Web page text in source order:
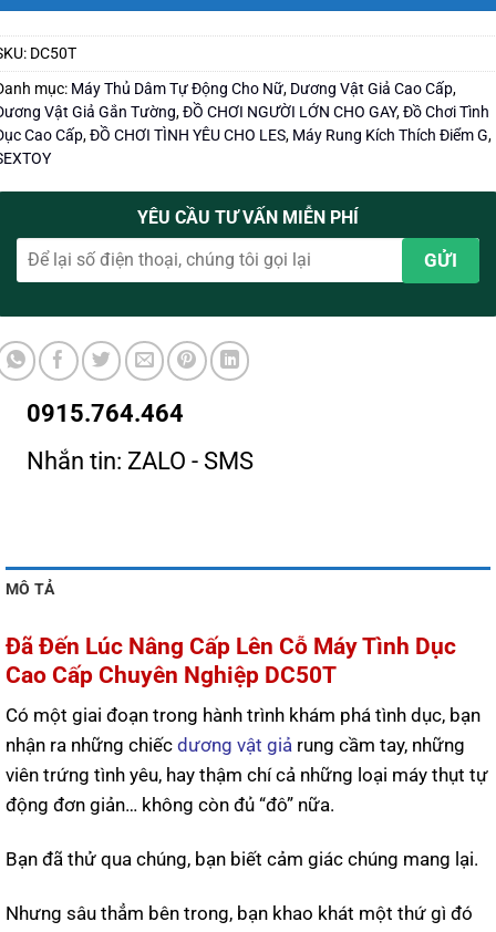
DC50T
mục: Máy Thủ Dâm Tự Động Cho Nữ, Dương Vật Giả Cao Cấp,
Vật Giả Gắn Tường,ĐỒ CHƠI NGƯỜI LỚN CHO GAY,Đồ Chơi Tình
Cao Cấp,ĐỒ CHƠI TÌNH YÊU CHO LES, Máy Rung Kích Thích Điểm G,
YÊU CẦU TƯ VẤN MIỄN PHÍ
0915.764.464
Nhắn tin: ZALO - SMS
MÔ TẢ
Đã Đến Lúc Nâng Cấp Lên Cỗ Máy Tình Dục
Cao Cấp Chuyên Nghiệp DC50T
Có một giai đoạn trong hành trình khám phá tình dục, bạn
nhận ra những chiếc dương vật giả rung cầm tay, những
viên trứng tình yêu, hay thậm chí cả những loại máy thụt tự
động đơn giản… không còn đủ “đô” nữa.
Bạn đã thử qua chúng, bạn biết cảm giác chúng mang lại.
Nhưng sâu thẳm bên trong, bạn khao khát một thứ gì đó